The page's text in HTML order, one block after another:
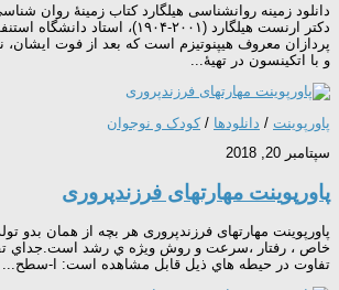
دانلود زمینه روانشناسی هیلگارد کتاب زمینهٔ روان
دکتر ارنست هیلگارد (۲۰۰۱-۱۹۰۴)،
پردازان معروف هیپنوتیزم است که بعد از فوت ایشان،
و با اتکینسون در تهیهٔ...
پاورپوینت / دانلودها /کودک و نوجوان
سپتامبر 20, 2018
پاورپوینت مهارتهای فرزندپروری
پاورپوینت مهارتهای فرزندپروری هر بچه از همان بدو
خاص ، رفتار ،سرعت و روش ويژه ي رشد است.جداي
تفاوت در حيطه هاي ذيل قابل مشاهده است: ا-سطح...